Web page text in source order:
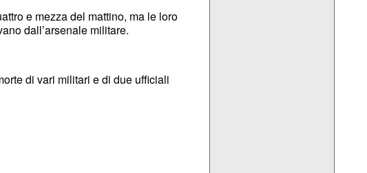
e mezza del mattino, ma le loro
dall’arsenale militare.
di vari militari e di due ufficiali